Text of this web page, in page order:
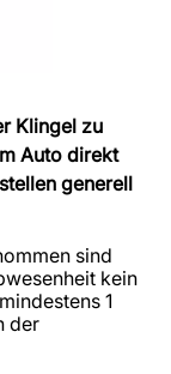
Klingel zu
Auto direkt
generell
sind
kein
1
der